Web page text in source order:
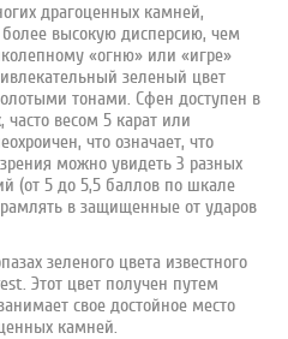
драгоценных камней,
высокую дисперсию, чем
«огню» или «игре»
зеленый цвет
тонами. Сфен доступен в
часто весом 5 карат или
что означает, что
можно увидеть 3 разных
(от 5 до 5,5 баллов по шкале
в защищенные от ударов
зеленого цвета известного
Этот цвет получен путем
свое достойное место
камней.